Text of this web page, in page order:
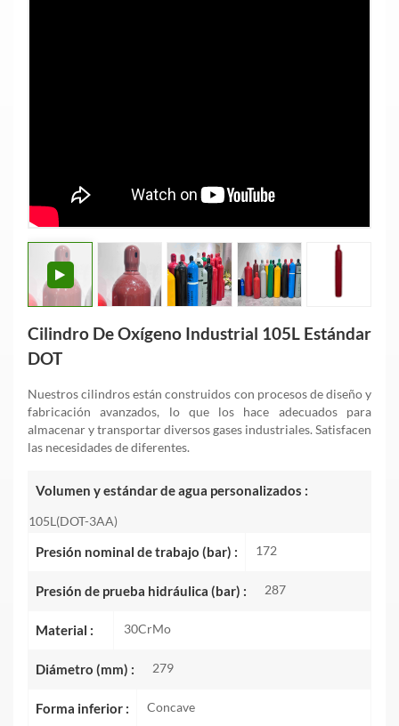
Cilindro De Oxígeno Industrial 105L Estándar
DOT
Nuestros cilindros están construidos con procesos de diseño y
fabricación avanzados, lo que los hace adecuados para
almacenar y transportar diversos gases industriales. Satisfacen
las necesidades de diferentes.
Volumen y estándar de agua personalizados :
105L(DOT-3AA)
Presión nominal de trabajo (bar) : 172
Presión de prueba hidráulica (bar) : 287
Material : 30CrMo
Diámetro (mm) : 279
Forma inferior : Concave